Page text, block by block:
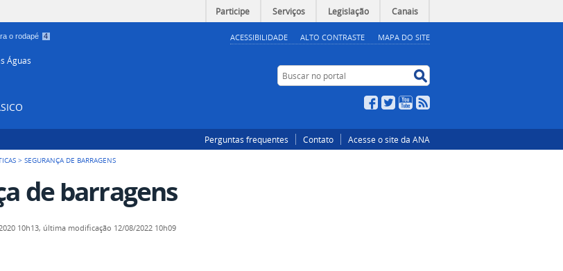
Participe Serviços Legislação Canais
o rodapé 4 ACESSIBILIDADE ALTO CONTRASTE MAPA DO SITE
Águas
Buscar no portal
Facebook
TwitterYouTube
Perguntas frequentes Contato Acesse o site da ANA
>SEGURANÇA DE BARRAGENS
de barragens
10h13, última modificação 12/08/2022 10h09